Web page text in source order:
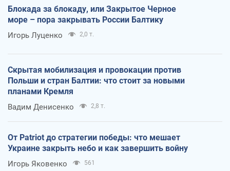
Блокада за блокаду, или Закрытое Черное
море – пора закрывать России Балтику
Игорь Луценко 2,0 т.
Скрытая мобилизация и провокации против
Польши и стран Балтии: что стоит за новыми
планами Кремля
Вадим Денисенко 2,8 т.
От Patriot до стратегии победы: что мешает
Украине закрыть небо и как завершить войну
Игорь Яковенко 561